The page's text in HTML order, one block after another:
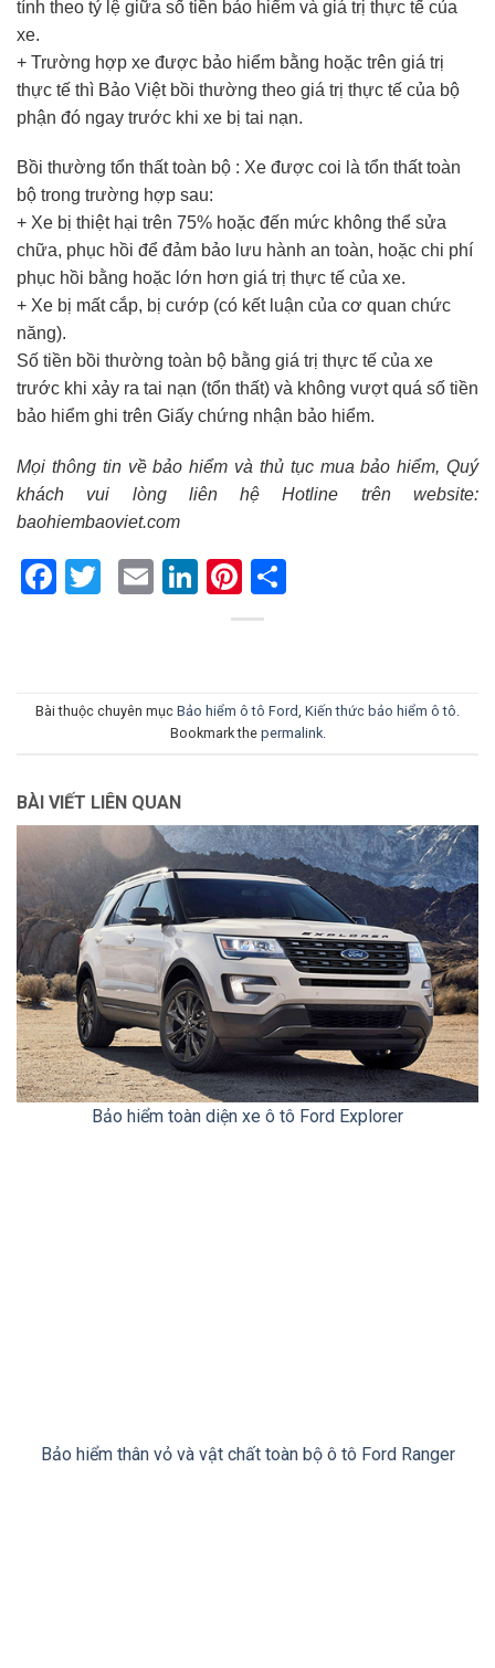
tính theo tỷ lệ giữa số tiền bảo hiểm và giá trị thực tế của
xe.
+ Trường hợp xe được bảo hiểm bằng hoặc trên giá trị
thực tế thì Bảo Việt bồi thường theo giá trị thực tế của bộ
phận đó ngay trước khi xe bị tai nạn.
Bồi thường tổn thất toàn bộ : Xe được coi là tổn thất toàn
bộ trong trường hợp sau:
+ Xe bị thiệt hại trên 75% hoặc đến mức không thể sửa
chữa, phục hồi để đảm bảo lưu hành an toàn, hoặc chi phí
phục hồi bằng hoặc lớn hơn giá trị thực tế của xe.
+ Xe bị mất cắp, bị cướp (có kết luận của cơ quan chức
năng).
Số tiền bồi thường toàn bộ bằng giá trị thực tế của xe
trước khi xảy ra tai nạn (tổn thất) và không vượt quá số tiền
bảo hiểm ghi trên Giấy chứng nhận bảo hiểm.
Mọi thông tin về bảo hiểm và thủ tục mua bảo hiểm, Quý
khách vui lòng liên hệ Hotline trên website:
baohiembaoviet.com
Facebook
Twitter
EmailLinkedIn
Pinterest
Bài thuộc chuyên mục Bảo hiểm ô tô Ford, Kiến thức bảo hiểm ô tô.
Bookmark the permalink.
BÀI VIẾT LIÊN QUAN
Bảo hiểm toàn diện xe ô tô Ford Explorer
Bảo hiểm thân vỏ và vật chất toàn bộ ô tô Ford Ranger